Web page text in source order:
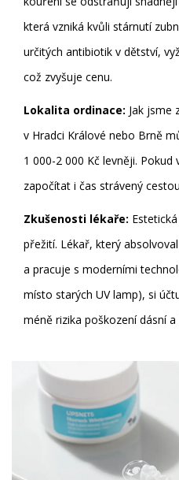
která vzniká kvůli stárnutí
určitých antibiotik v dětství,
což zvyšuje cenu.
Lokalita ordinace: Jak jsme
v Hradci Králové nebo Brně
1 000-2 000 Kč levněji.
započítat i čas strávený
Zkušenosti lékaře:
přežití. Lékař, který
a pracuje s moderními
místo starých UV lamp), si
méně rizika poškození dásní a